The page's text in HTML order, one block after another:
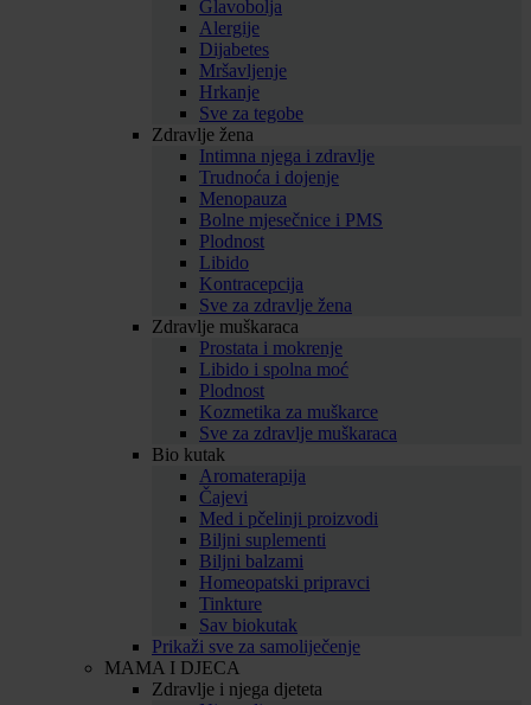
Glavobolja
Alergije
Dijabetes
Mršavljenje
Hrkanje
Sve za tegobe
Zdravlje žena
Intimna njega i zdravlje
Trudnoća i dojenje
Menopauza
Bolne mjesečnice i PMS
Plodnost
Libido
Kontracepcija
Sve za zdravlje žena
Zdravlje muškaraca
Prostata i mokrenje
Libido i spolna moć
Plodnost
Kozmetika za muškarce
Sve za zdravlje muškaraca
Bio kutak
Aromaterapija
Čajevi
Med i pčelinji proizvodi
Biljni suplementi
Biljni balzami
Homeopatski pripravci
Tinkture
Sav biokutak
Prikaži sve za samoliječenje
MAMA I DJECA
Zdravlje i njega djeteta